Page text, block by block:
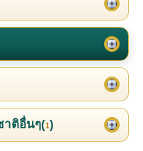
าติอื่นๆ(1)